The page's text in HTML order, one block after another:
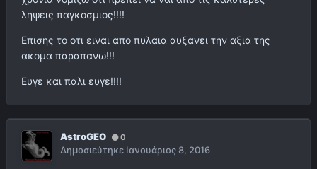
ληψεις παγκοσμιος!!!!
Επισης το οτι ειναι απο πυλαια αυξανει την αξια της
ακομα παραπανω!!!
Ευγε και παλι ευγε!!!!
AstroGEO 0
Δημοσιεύτηκε Ιανουάριος 8, 2016